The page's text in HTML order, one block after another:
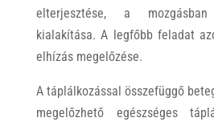
elterjesztése, a
kialakítása. A legfőbb feladat
elhízás megelőzése.
A táplálkozással összefüggő
megelőzhető egészséges